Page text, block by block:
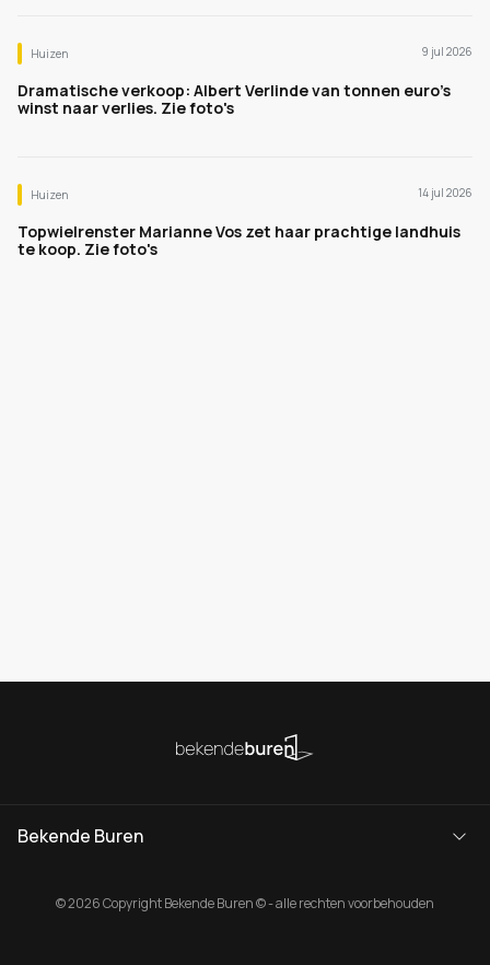
Huizen 9 jul 2026
Dramatische verkoop: Albert Verlinde van tonnen euro's
winst naar verlies. Zie foto's
Huizen 14 jul 2026
Topwielrenster Marianne Vos zet haar prachtige landhuis
te koop. Zie foto's
Bekende Buren
© 2026 Copyright Bekende Buren © - alle rechten voorbehouden